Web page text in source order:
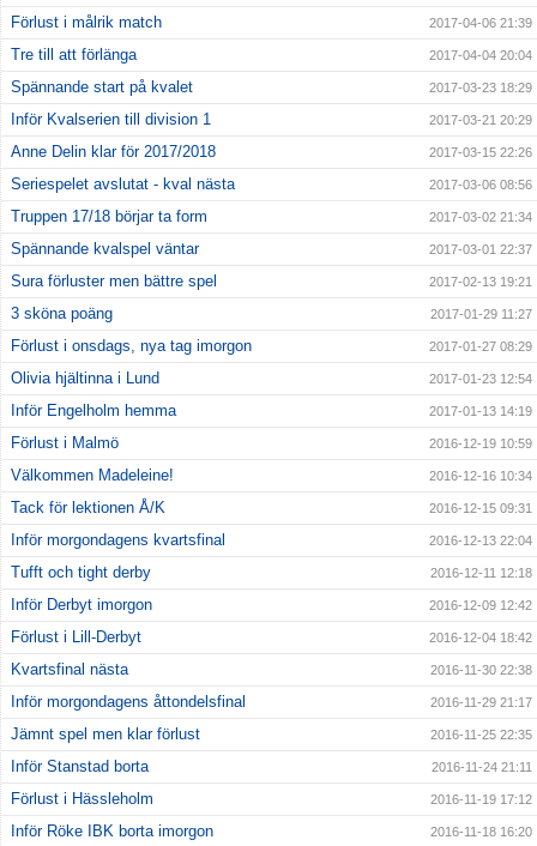
Förlust i målrik match 2017-04-06 21:39
Tre till att förlänga 2017-04-04 20:04
Spännande start på kvalet 2017-03-23 18:29
Inför Kvalserien till division 1 2017-03-21 20:29
Anne Delin klar för 2017/2018 2017-03-15 22:26
Seriespelet avslutat - kval nästa 2017-03-06 08:56
Truppen 17/18 börjar ta form 2017-03-02 21:34
Spännande kvalspel väntar 2017-03-01 22:37
Sura förluster men bättre spel 2017-02-13 19:21
3 sköna poäng 2017-01-29 11:27
Förlust i onsdags, nya tag imorgon 2017-01-27 08:29
Olivia hjältinna i Lund 2017-01-23 12:54
Inför Engelholm hemma 2017-01-13 14:19
Förlust i Malmö 2016-12-19 10:59
Välkommen Madeleine! 2016-12-16 10:34
Tack för lektionen Å/K 2016-12-15 09:31
Inför morgondagens kvartsfinal 2016-12-13 22:04
Tufft och tight derby 2016-12-11 12:18
Inför Derbyt imorgon 2016-12-09 12:42
Förlust i Lill-Derbyt 2016-12-04 18:42
Kvartsfinal nästa 2016-11-30 22:38
Inför morgondagens åttondelsfinal 2016-11-29 21:17
Jämnt spel men klar förlust 2016-11-25 22:35
Inför Stanstad borta 2016-11-24 21:11
Förlust i Hässleholm 2016-11-19 17:12
Inför Röke IBK borta imorgon 2016-11-18 16:20